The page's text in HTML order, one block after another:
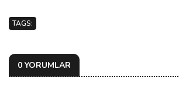
TAGS:
0 YORUMLAR